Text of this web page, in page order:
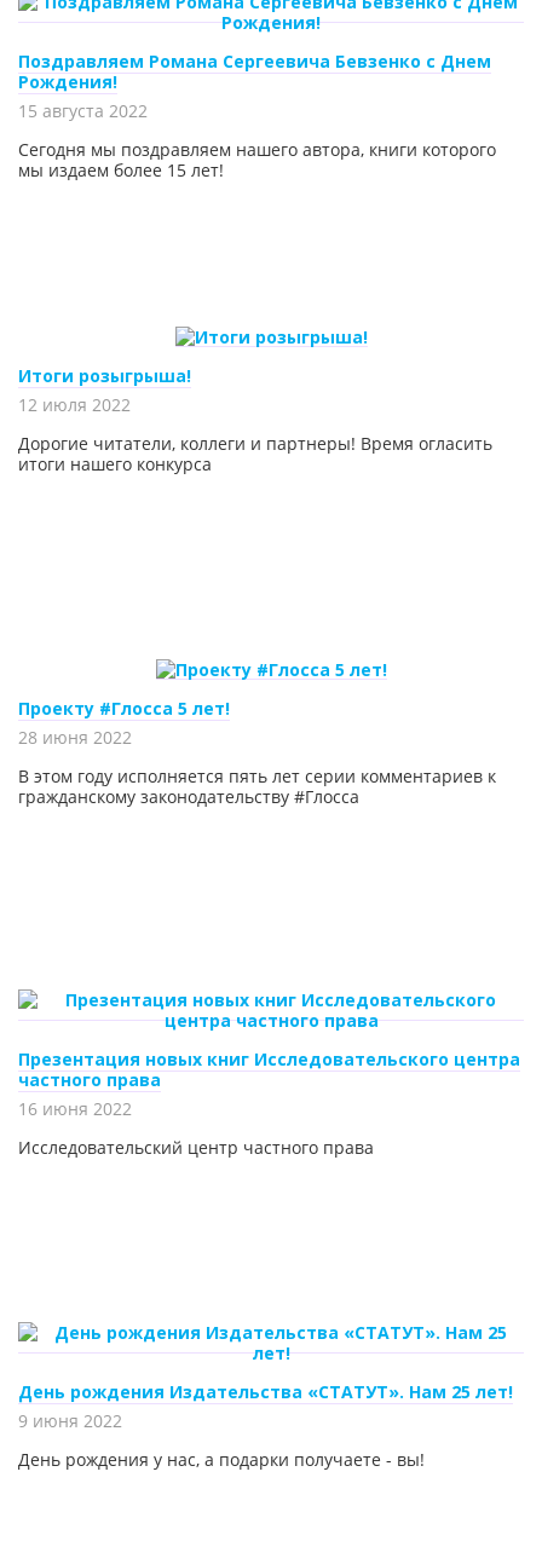
Поздравляем Романа Сергеевича Бевзенко с Днем
Рождения!
15 августа 2022
Сегодня мы поздравляем нашего автора, книги которого
мы издаем более 15 лет!
Итоги розыгрыша!
12 июля 2022
Дорогие читатели, коллеги и партнеры! Время огласить
итоги нашего конкурса
Проекту #Глосса 5 лет!
28 июня 2022
В этом году исполняется пять лет серии комментариев к
гражданскому законодательству #Глосса
Презентация новых книг Исследовательского центра
частного права
16 июня 2022
Исследовательский центр частного права
День рождения Издательства «СТАТУТ». Нам 25 лет!
9 июня 2022
День рождения у нас, а подарки получаете - вы!